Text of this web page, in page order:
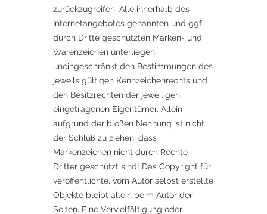
zurückzugreifen. Alle innerhalb des
Internetangebotes genannten und ggf.
durch Dritte geschützten Marken- und
Warenzeichen unterliegen
uneingeschränkt den Bestimmungen des
jeweils gültigen Kennzeichenrechts und
den Besitzrechten der jeweiligen
eingetragenen Eigentümer. Allein
aufgrund der bloßen Nennung ist nicht
der Schluß zu ziehen, dass
Markenzeichen nicht durch Rechte
Dritter geschützt sind! Das Copyright für
veröffentlichte, vom Autor selbst erstellte
Objekte bleibt allein beim Autor der
Seiten. Eine Vervielfältigung oder